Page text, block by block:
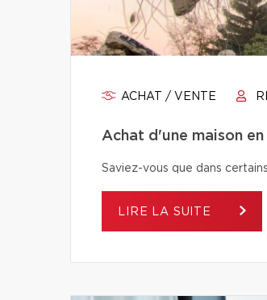
ACHAT / VENTE
Achat d'une maison
Saviez-vous que dans
LIRE LA SUITE